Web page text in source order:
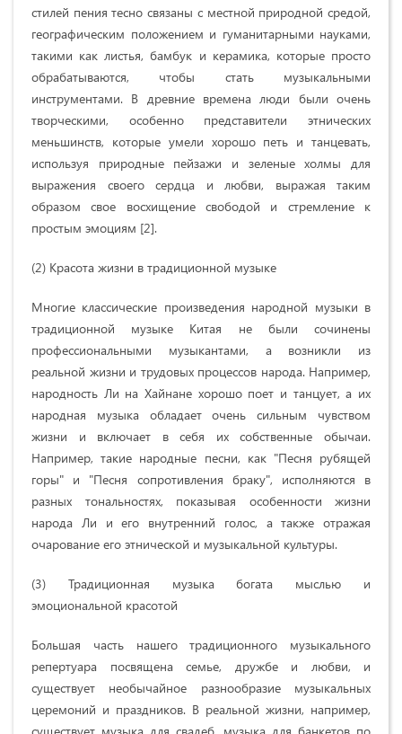
стилей пения тесно связаны с местной природной средой,
географическим положением и гуманитарными науками,
такими как листья, бамбук и керамика, которые просто
обрабатываются, чтобы стать музыкальными
инструментами. В древние времена люди были очень
творческими, особенно представители этнических
меньшинств, которые умели хорошо петь и танцевать,
используя природные пейзажи и зеленые холмы для
выражения своего сердца и любви, выражая таким
образом свое восхищение свободой и стремление к
простым эмоциям [2].
(2) Красота жизни в традиционной музыке
Многие классические произведения народной музыки в
традиционной музыке Китая не были сочинены
профессиональными музыкантами, а возникли из
реальной жизни и трудовых процессов народа. Например,
народность Ли на Хайнане хорошо поет и танцует, а их
народная музыка обладает очень сильным чувством
жизни и включает в себя их собственные обычаи.
Например, такие народные песни, как "Песня рубящей
горы" и "Песня сопротивления браку", исполняются в
разных тональностях, показывая особенности жизни
народа Ли и его внутренний голос, а также отражая
очарование его этнической и музыкальной культуры.
(3) Традиционная музыка богата мыслью и
эмоциональной красотой
Большая часть нашего традиционного музыкального
репертуара посвящена семье, дружбе и любви, и
существует необычайное разнообразие музыкальных
церемоний и праздников. В реальной жизни, например,
существует музыка для свадеб, музыка для банкетов по